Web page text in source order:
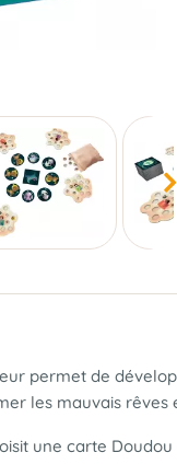
permet de
les mauvais rêves
une carte